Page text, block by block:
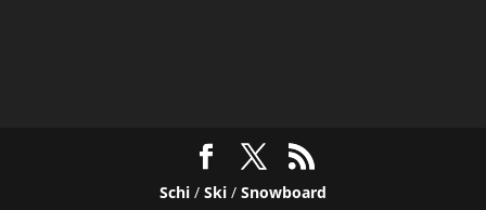
Schi/ Ski/ Snowboard